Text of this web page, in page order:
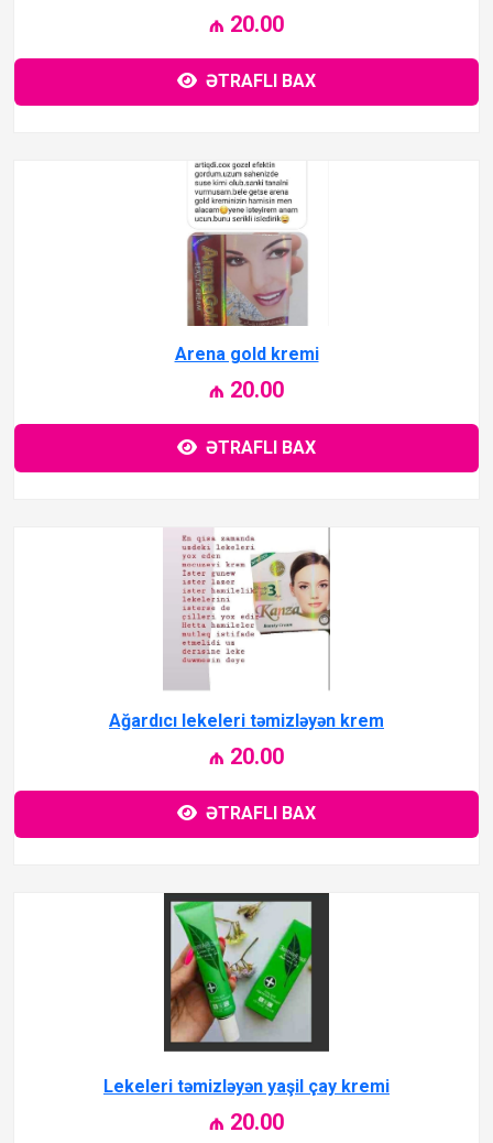
₼ 20.00
ƏTRAFLI BAX
Arena gold kremi
₼ 20.00
ƏTRAFLI BAX
Ağardıcı lekeleri təmizləyən krem
₼ 20.00
ƏTRAFLI BAX
Lekeleri təmizləyən yaşil çay kremi
₼ 20.00